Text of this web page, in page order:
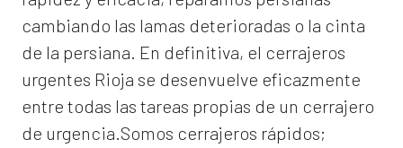
cambiando las lamas deterioradas o la cinta
de la persiana. En definitiva, el cerrajeros
urgentes Rioja se desenvuelve eficazmente
entre todas las tareas propias de un cerrajero
de urgencia.Somos cerrajeros rápidos;